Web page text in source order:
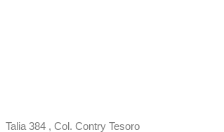
Talia 384 , Col. Contry Tesoro